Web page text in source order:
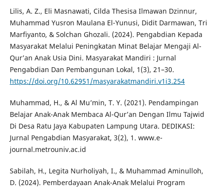
Lilis, A. Z., Eli Masnawati, Cilda Thesisa Ilmawan Dzinnur,
Muhammad Yusron Maulana El-Yunusi, Didit Darmawan, Tri
Marfiyanto, & Solchan Ghozali. (2024). Pengabdian Kepada
Masyarakat Melalui Peningkatan Minat Belajar Mengaji Al-
Qur’an Anak Usia Dini. Masyarakat Mandiri : Jurnal
Pengabdian Dan Pembangunan Lokal, 1(3), 21–30.
https://doi.org/10.62951/masyarakatmandiri.v1i3.254
Muhammad, H., & Al Mu’min, T. Y. (2021). Pendampingan
Belajar Anak-Anak Membaca Al-Qur’an Dengan Ilmu Tajwid
Di Desa Ratu Jaya Kabupaten Lampung Utara. DEDIKASI:
Jurnal Pengabdian Masyarakat, 3(2), 1. www.e-
journal.metrouniv.ac.id
Sabilah, H., Legita Nurholiyah, I., & Muhammad Aminulloh,
D. (2024). Pemberdayaan Anak-Anak Melalui Program